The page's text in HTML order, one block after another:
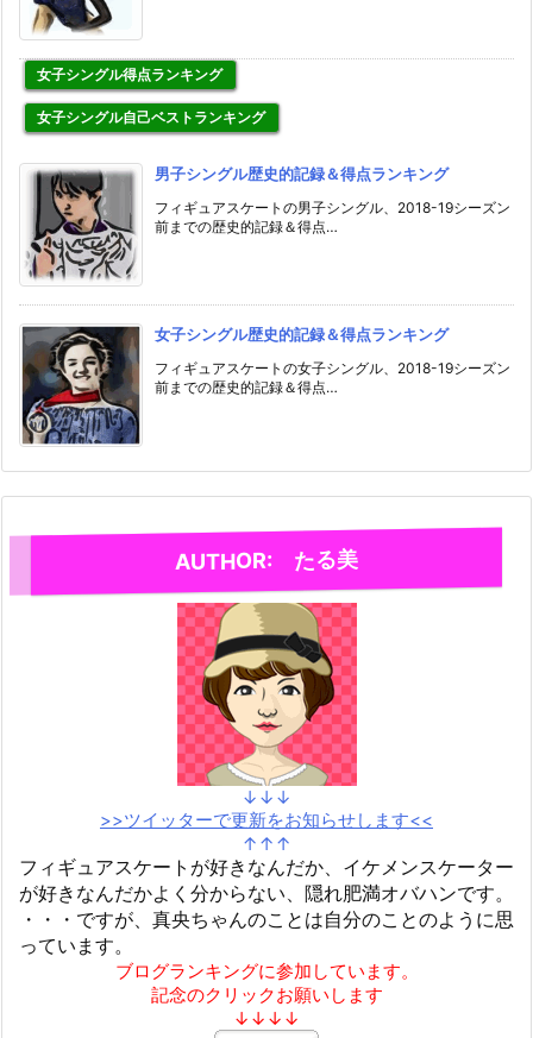
女子シングル得点ランキング
女子シングル自己ベストランキング
男子シングル歴史的記録＆得点ランキング
フィギュアスケートの男子シングル、2018-19シーズン
前までの歴史的記録＆得点…
女子シングル歴史的記録＆得点ランキング
フィギュアスケートの女子シングル、2018-19シーズン
前までの歴史的記録＆得点…
AUTHOR: たる美
↓↓↓
>>ツイッターで更新をお知らせします<<
↑↑↑
フィギュアスケートが好きなんだか、イケメンスケーター
が好きなんだかよく分からない、隠れ肥満オバハンです。
・・・ですが、真央ちゃんのことは自分のことのように思
っています。
ブログランキングに参加しています。
記念のクリックお願いします
↓↓↓↓